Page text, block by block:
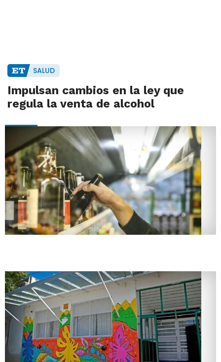
SALUD
Impulsan cambios en la ley que
regula la venta de alcohol